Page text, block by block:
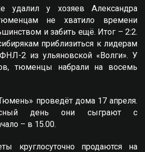
удалил у хозяев Александра
не хватило времени
и забить ещё. Итог – 2:2.
приблизиться к лидерам
2 из ульяновской «Волги». У
тюменцы набрали на восемь
проведёт дома 17 апреля.
день они сыграют с
– в 15.00.
круглосуточно продаются на